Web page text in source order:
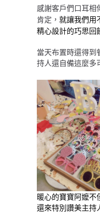
感謝客戶們口耳相
肯定， 就讓我們用
精心設計的巧思回
當天布置時還得到
持人還自備這麼多
暖心的寶寶阿嬤不
還來特別讚美主持